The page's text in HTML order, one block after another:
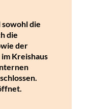
die
die
der
Kreishaus